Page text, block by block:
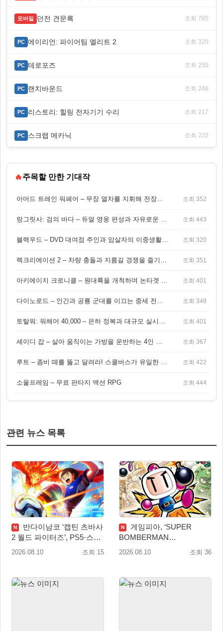
모바일 던전 견문록 조회 785
PC 에이리언: 파이어팀 엘리트 2 조회 320
PC 테로포즈 조회 250
PC 랜치바운드 조회 246
PC 리스토리: 힐링 전자기기 수리 조회 217
PC 스크랩 메카닉 조회 222
🔥주목할 만한 기대작
아머드 트레인 워페어 – 무장 열차를 지휘해 전장을 돌파하는 생존 전투 게임 조회 352
랑그릿사: 검의 바다 – 듀얼 영웅 편성과 자유로운 탐험을 결합한 판타지 전략 RPG 조회 443
블랙우드 – DVD 대여점 주인과 암살자의 이중생활을 그린 3인칭 액션 스릴러 게임 조회 320
렉크리에이션 2 – 차량 충돌과 지름길 경쟁을 즐기는 오픈월드 아케이드 레이싱 게임 조회 351
아키에이지 크로니클 – 원대륙을 개척하며 논타겟 전투를 즐기는 오픈월드 MMORPG 조회 401
다이노로드 – 인간과 공룡 군대를 이끄는 중세 전략 액션 RPG 조회 348
토탈워: 워해머 40,000 – 은하 정복과 대규모 실시간 전투가 결합된 전략 게임! 조회 401
셰이디 잡 – 살아 움직이는 가방을 운반하는 4인 협동 물리 어드벤처 게임 조회 367
루트 – 좀비 떼를 뚫고 달려라! 스쿨버스가 유일한 집이 되는 4인 협동 생존 게임 조회 422
소울프레임 – 무료 판타지 액션 RPG 조회 444
관련 뉴스 목록
N
반다이남코 ‘캡틴 츠바사
2 월드 파이터즈’, PS5·스위
치 패키지 선주문 실시
2026.08.10 조회 15
N
게임피아, ‘SUPER
BOMBERMAN
COLLECTION’ PS5·스위치
2026.08.10 조회 36